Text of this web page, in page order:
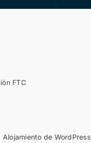
FTC
Alojamiento de WordPress